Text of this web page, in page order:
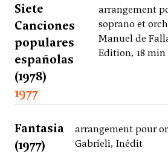
Siete
Canciones
populares
españolas
(1978)
arrangement
soprano et
Manuel de
Edition, 18 min
1977
Fantasia
(1977)
arrangement pour
Gabrieli, Inédit